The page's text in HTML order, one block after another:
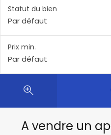
Statut du bien
Par défaut
Prix min.
Par défaut
A vendre un